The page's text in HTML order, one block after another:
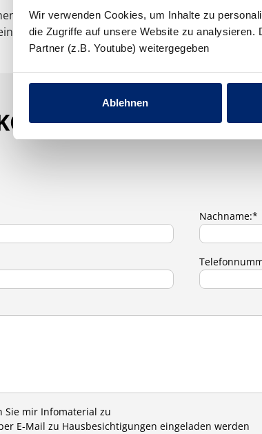
Wir verwenden Cookies, um Inhalte zu
die Zugriffe auf unsere Website zu analysieren.
Partner (z.B. Youtube) weitergegeben
Ablehnen
Grüßen
AUFNEHMEN
Nachname:*
Sie mir Infomaterial zu
E-Mail zu Hausbesichtigungen eingeladen werden